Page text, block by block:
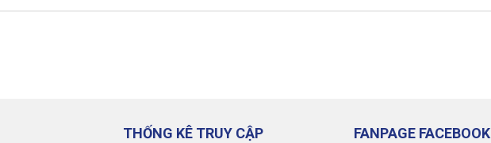
THỐNG KÊ TRUY CẬP FANPAGE FACEBOOK